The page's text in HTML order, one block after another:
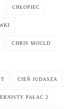
CHŁOPIEC
CHRIS MOULD
CIEŃ JUDASZA
PAŁAC 2